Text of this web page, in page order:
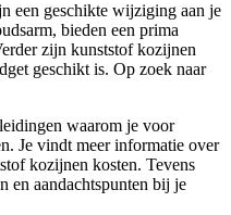
een geschikte wijziging aan je
bieden een prima
zijn kunststof kozijnen
geschikt is. Op zoek naar
waarom je voor
Je vindt meer informatie over
kozijnen kosten. Tevens
en aandachtspunten bij je